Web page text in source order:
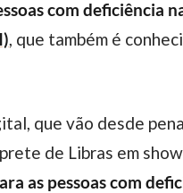
com deficiência
, que também é
de Libras em
as pessoas com